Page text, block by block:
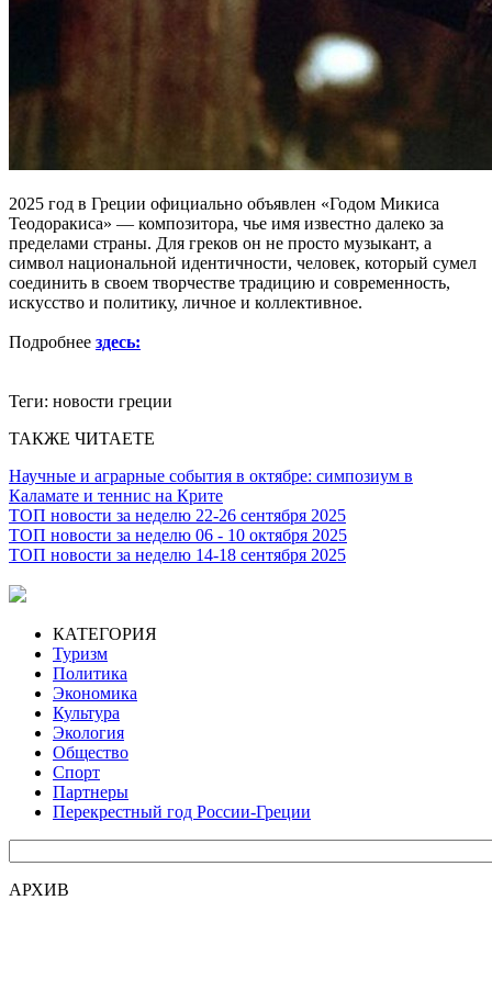
2025 год в Греции официально объявлен «Годом Микиса
Теодоракиса» — композитора, чье имя известно далеко за
пределами страны. Для греков он не просто музыкант, а
символ национальной идентичности, человек, который сумел
соединить в своем творчестве традицию и современность,
искусство и политику, личное и коллективное.
Подробнее здесь:
Теги: новости греции
ТАКЖЕ ЧИТАЕТЕ
Научные и аграрные события в октябре: симпозиум в
Каламате и теннис на Крите
ТОП новости за неделю 22-26 сентября 2025
ТОП новости за неделю 06 - 10 октября 2025
ТОП новости за неделю 14-18 сентября 2025
КАТЕГОРИЯ
Туризм
Политика
Экономика
Культура
Экология
Общество
Спорт
Партнеры
Перекрестный год России-Греции
АРХИВ